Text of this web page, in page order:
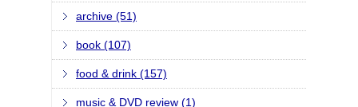
archive (51)
book (107)
food & drink (157)
music & DVD review (1)